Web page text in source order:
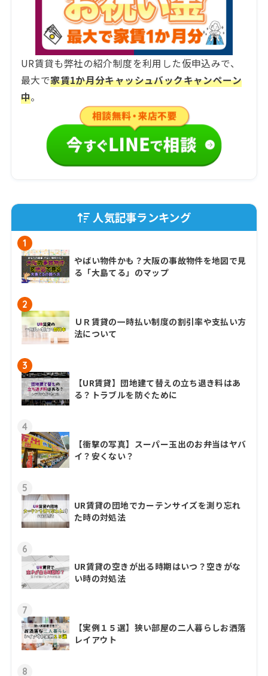
UR賃貸も弊社の紹介制度を利用した仮申込みで、
最大で家賃1か月分キャッシュバックキャンペーン
中。
人気記事ランキング
1
やばい物件かも？大阪の事故物件を地図で見
る「大島てる」のマップ
2
ＵＲ賃貸の一時払い制度の割引率や支払い方
法について
3
【UR賃貸】団地建て替えの立ち退き料はあ
る？トラブルを防ぐために
4
【衝撃の写真】スーパー玉出のお弁当はヤバ
イ？安くない？
5
UR賃貸の団地でカーテンサイズを測り忘れ
た時の対処法
6
UR賃貸の空きが出る時期はいつ？空きがな
い時の対処法
7
【実例１５選】狭い部屋の二人暮らしお洒落
レイアウト
8